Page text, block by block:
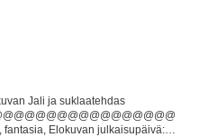
Jali ja suklaatehdas
Elokuvan julkaisupäivä: